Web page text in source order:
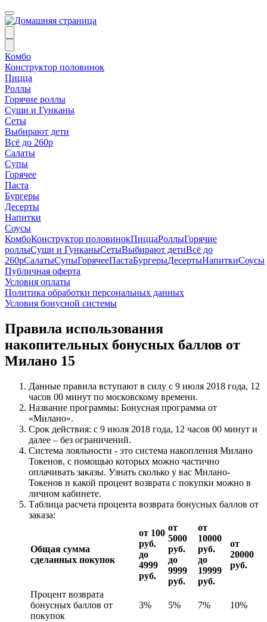
Комбо
Конструктор половинок
Пицца
Роллы
Горячие роллы
Суши и Гунканы
Сеты
Выбирают дети
Всё до 260р
Салаты
Супы
Горячее
Паста
Бургеры
Десерты
Напитки
Соусы
КомбоКонструктор половинокПиццаРоллыГорячие
роллыСуши и ГунканыСетыВыбирают детиВсё до
260рСалатыСупыГорячееПастаБургерыДесертыНапиткиСоусы
Публичная оферта
Условия оплаты
Политика обработки персональных данных
Условия бонусной системы
Правила использования
накопительных бонусных баллов от
Милано 15
Данные правила вступают в силу с 9 июля 2018 года, 12
часов 00 минут по московскому времени.
Название программы: Бонусная программа от
«Милано».
Срок действия: с 9 июля 2018 года, 12 часов 00 минут и
далее – без ограничений.
Система лояльности - это система накопления Милано
Токенов, с помощью которых можно частично
оплачивать заказы. Узнать сколько у вас Милано-
Токенов и какой процент возврата с покупки можно в
личном кабинете.
Таблица расчета процента возврата бонусных баллов от
заказа:
Общая сумма
сделанных покупок
от 100
руб.
до
4999
руб.
от
5000
руб.
до
9999
руб.
от
10000
руб.
до
19999
руб.
от
20000
руб.
Процент возврата
бонусных баллов от
покупок
3% 5% 7% 10%